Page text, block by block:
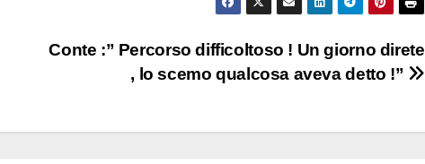
Conte :” Percorso difficoltoso ! Un giorno direte
, lo scemo qualcosa aveva detto !”